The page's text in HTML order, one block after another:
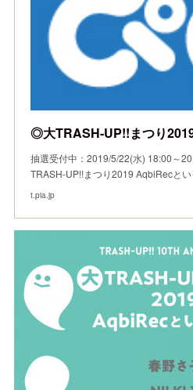
抽選受付中：2019/5/22(水) 18:00～
TRASH-UP!!まつり2019 AqbiRecと
t.pia.jp